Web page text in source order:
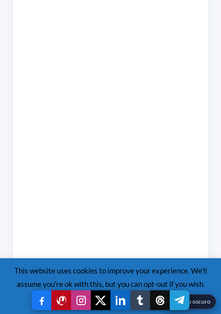
This website uses cookies to improve your experience. We'll
assume you're ok with this, but you can opt-out if you wish.
Accept Reject Read More ☾Modo oscuro